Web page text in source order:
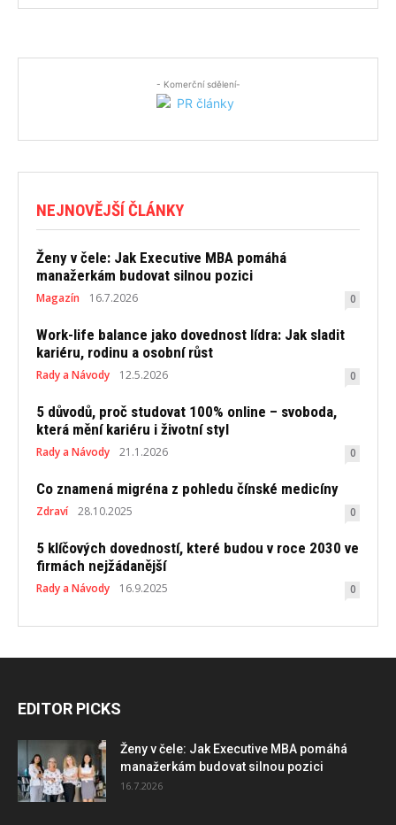
- Komerční sdělení-
NEJNOVĚJŠÍ ČLÁNKY
Ženy v čele: Jak Executive MBA pomáhá
manažerkám budovat silnou pozici
Magazín 16.7.2026 0
Work-life balance jako dovednost lídra: Jak sladit
kariéru, rodinu a osobní růst
Rady a Návody 12.5.2026 0
5 důvodů, proč studovat 100% online – svoboda,
která mění kariéru i životní styl
Rady a Návody 21.1.2026 0
Co znamená migréna z pohledu čínské medicíny
Zdraví 28.10.2025 0
5 klíčových dovedností, které budou v roce 2030 ve
firmách nejžádanější
Rady a Návody 16.9.2025 0
EDITOR PICKS
Ženy v čele: Jak Executive MBA pomáhá
manažerkám budovat silnou pozici
16.7.2026